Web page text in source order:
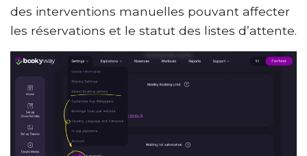
des interventions manuelles pouvant affecter
les réservations et le statut des listes d’attente.